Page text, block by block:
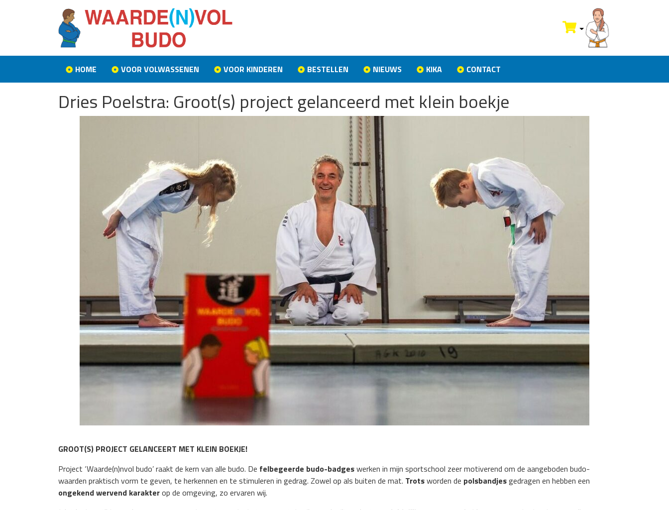
HOME VOOR VOLWASSENEN VOOR KINDEREN BESTELLEN NIEUWS KIKA CONTACT
Dries Poelstra: Groot(s) project gelanceerd met klein boekje
GROOT(S) PROJECT GELANCEERT MET KLEIN BOEKJE!
Project ‘Waarde(n)nvol budo’ raakt de kern van alle budo. De felbegeerde budo-badgeswerken in mijn sportschool zeer motiverend om de aangeboden budo-
waarden praktisch vorm te geven, te herkennen en te stimuleren in gedrag. Zowel op als buiten de mat. Trotsworden de polsbandjesgedragen en hebben een
ongekend wervend karakterop de omgeving, zo ervaren wij.